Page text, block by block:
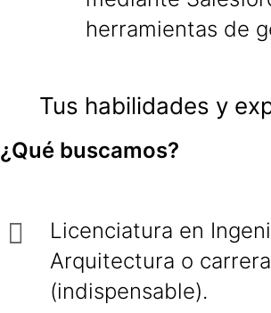
herramientas de
Tus habilidades y
¿Qué buscamos?
Licenciatura en
Arquitectura o
(indispensable).